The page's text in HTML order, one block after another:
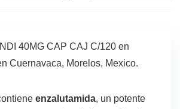
40MG CAP CAJ C/120 en
Cuernavaca, Morelos, Mexico.
enzalutamida, un potente